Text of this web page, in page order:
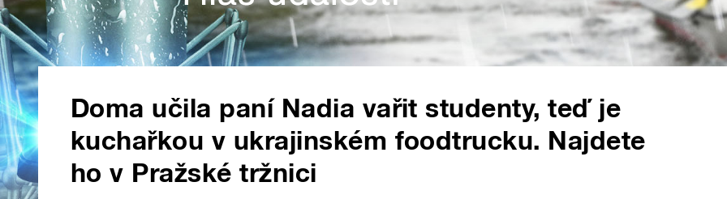
Doma učila paní Nadia vařit studenty, teď je
kuchařkou v ukrajinském foodtrucku. Najdete
ho v Pražské tržnici